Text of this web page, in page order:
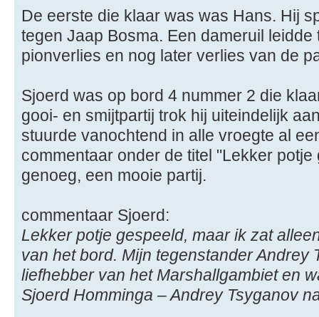
De eerste die klaar was was Hans. Hij
tegen Jaap Bosma. Een dameruil
pionverlies en nog later verlies van de
Sjoerd was op bord 4 nummer 2 die
gooi- en smijtpartij trok hij uiteindelijk
stuurde vanochtend in alle vroegte al
commentaar onder de titel "Lekker
genoeg, een mooie partij.
commentaar Sjoerd:
Lekker potje gespeeld, maar ik zat
van het bord. Mijn tegenstander Andrey
liefhebber van het Marshallgambiet en
Sjoerd Homminga – Andrey Tsyganov